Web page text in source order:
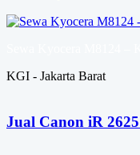
KGI - Jakarta Barat
Jual Canon iR